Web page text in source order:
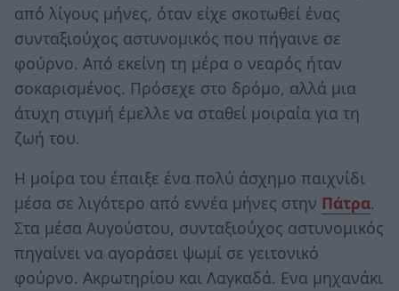
από λίγους μήνες, όταν είχε σκοτωθεί ένας
συνταξιούχος αστυνομικός που πήγαινε σε
φούρνο. Από εκείνη τη μέρα ο νεαρός ήταν
σοκαρισμένος. Πρόσεχε στο δρόμο, αλλά μια
άτυχη στιγμή έμελλε να σταθεί μοιραία για τη
ζωή του.
H μοίρα του έπαιξε ένα πολύ άσχημο παιχνίδι
μέσα σε λιγότερο από εννέα μήνες στην Πάτρα.
Στα μέσα Αυγούστου, συνταξιούχος αστυνομικός
πηγαίνει να αγοράσει ψωμί σε γειτονικό
φούρνο. Ακρωτηρίου και Λαγκαδά. Ενα μηχανάκι